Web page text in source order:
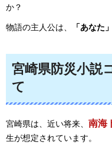
か？
物語の主人公は、 「あなた」
宮崎県防災小説
て
宮崎県は、近い将来、 南海
生が想定されています。